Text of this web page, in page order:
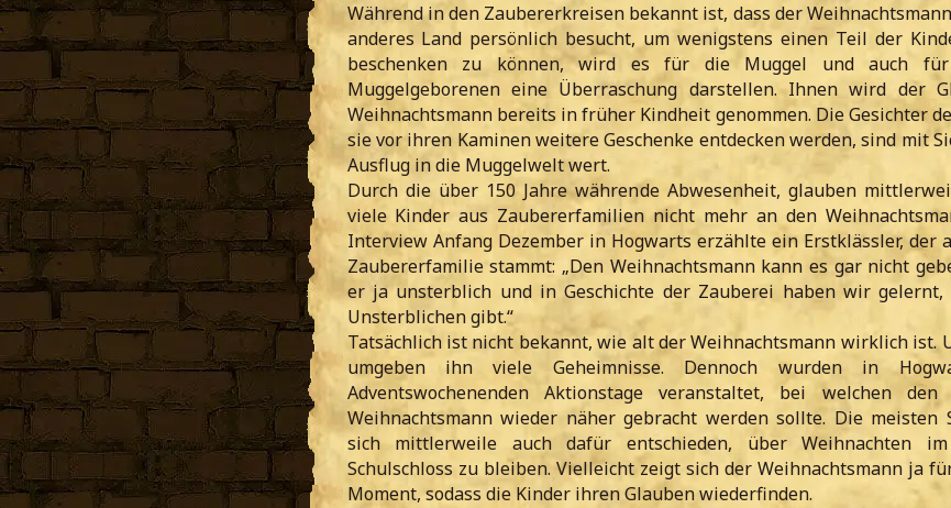
Während in den Zaubererkreisen bekannt ist, dass der
anderes Land persönlich besucht, um wenigstens einen Teil der
beschenken zu können, wird es für die Muggel und auch
Muggelgeborenen eine Überraschung darstellen. Ihnen wird der
Weihnachtsmann bereits in früher Kindheit genommen. Die Gesichter
sie vor ihren Kaminen weitere Geschenke entdecken werden, sind mit
Ausflug in die Muggelwelt wert.
Durch die über 150 Jahre währende Abwesenheit, glauben
viele Kinder aus Zaubererfamilien nicht mehr an den
Interview Anfang Dezember in Hogwarts erzählte ein Erstklässler, der
Zaubererfamilie stammt: „Den Weihnachtsmann kann es gar nicht
er ja unsterblich und in Geschichte der Zauberei haben wir gelernt,
Unsterblichen gibt.“
Tatsächlich ist nicht bekannt, wie alt der Weihnachtsmann wirklich ist.
umgeben ihn viele Geheimnisse. Dennoch wurden in
Adventswochenenden Aktionstage veranstaltet, bei welchen
Weihnachtsmann wieder näher gebracht werden sollte. Die meisten
sich mittlerweile auch dafür entschieden, über Weihnachten
Schulschloss zu bleiben. Vielleicht zeigt sich der Weihnachtsmann ja
Moment, sodass die Kinder ihren Glauben wiederfinden.